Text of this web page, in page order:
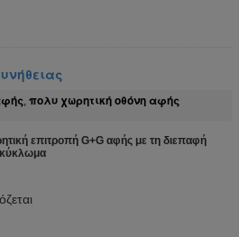
, πολυ χωρητική οθόνη αφής
επιτροπή G+G αφής με τη διεπαφή
κύκλωμα